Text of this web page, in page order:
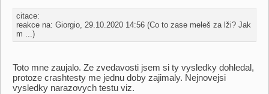
citace:
reakce na: Giorgio, 29.10.2020 14:56 (Co to zase meleš za lži? Jak
m ...)
Toto mne zaujalo. Ze zvedavosti jsem si ty vysledky dohledal,
protoze crashtesty me jednu doby zajimaly. Nejnovejsi
vysledky narazovych testu viz.